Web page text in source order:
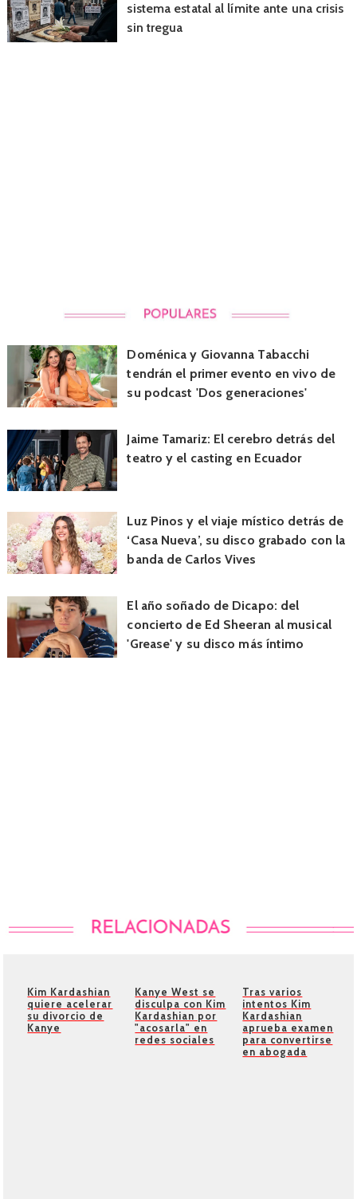
sistema estatal al límite ante una crisis
sin tregua
Doménica y Giovanna Tabacchi
tendrán el primer evento en vivo de
su podcast 'Dos generaciones'
Jaime Tamariz: El cerebro detrás del
teatro y el casting en Ecuador
Luz Pinos y el viaje místico detrás de
‘Casa Nueva’, su disco grabado con la
banda de Carlos Vives
El año soñado de Dicapo: del
concierto de Ed Sheeran al musical
'Grease' y su disco más íntimo
Kim Kardashian
quiere acelerar
su divorcio de
Kanye
Kanye West se
disculpa con Kim
Kardashian por
"acosarla" en
redes sociales
Tras varios
intentos Kim
Kardashian
aprueba examen
para convertirse
en abogada